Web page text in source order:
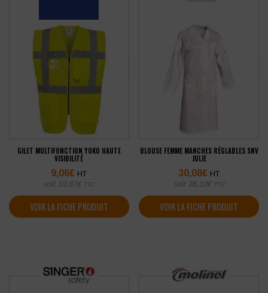
GILET MULTIFONCTION YOKO HAUTE
VISIBILITÉ
9,06€ HT
soit 10,87€ TTC
VOIR LA FICHE PRODUIT
BLOUSE FEMME MANCHES RÉGLABLES SNV
JULIE
30,08€ HT
soit 36,10€ TTC
VOIR LA FICHE PRODUIT